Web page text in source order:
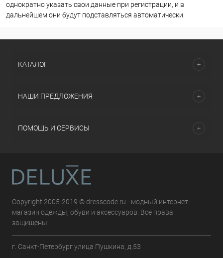
однократно указать свои данные при регистрации, и в
дальнейшем они будут подставляться автоматически.
КАТАЛОГ
НАШИ ПРЕДЛОЖЕНИЯ
ПОМОЩЬ И СЕРВИСЫ
Copyright 2005-2019 © dresscode.ru - модный интернет-
магазин одежды, обуви и аксессуаров. Все права
защищены.
г. Санкт-Петербург улица Пушкина, д.53